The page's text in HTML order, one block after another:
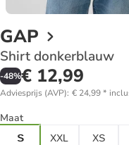
GAP
Shirt donkerblauw
-48%€ 12,99
Adviesprijs (AVP): € 24,99*
Maat
S XXL XS